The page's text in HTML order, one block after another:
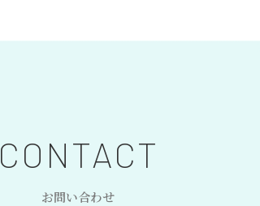
CONTACT
お問い合わせ